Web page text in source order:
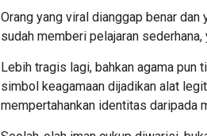
Orang yang viral dianggap benar
sudah memberi pelajaran
Lebih tragis lagi, bahkan agama pun
simbol keagamaan dijadikan alat
mempertahankan identitas daripada